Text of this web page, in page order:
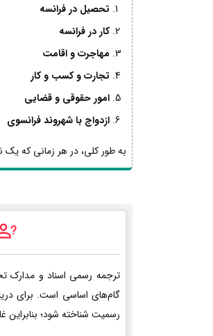
تحصیل در فرانسه
کار در فرانسه
مهاجرت و اقامت
تجارت و کسب و کار
امور حقوقی و قضایی
ازدواج با شهروند فرانسوی
به طور کلی، در هر زمانی که یک
ترجمه رسمی اسناد و مدارک
گام‌های اساسی است. برای
رسمیت شناخته شود؛ بنابراین